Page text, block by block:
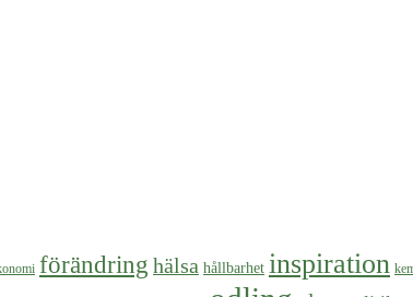
förändring hälsa hållbarhet inspiration